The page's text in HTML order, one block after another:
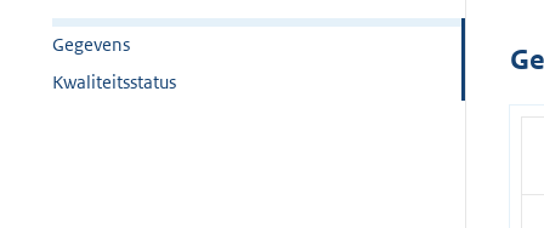
Gegevens
Kwaliteitsstatus